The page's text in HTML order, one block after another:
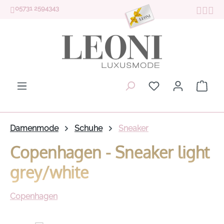
Zum Hauptinhalt springen
05731 2594343
Du hast 0
Damenmode Schuhe Sneaker
Copenhagen - Sneaker light
grey/white
Copenhagen